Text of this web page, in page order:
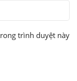
trình duyệt này